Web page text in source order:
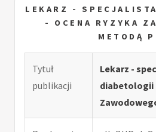
LEKARZ -
- OCENA RYZYKA
METODĄ
Tytuł
publikacji
Lekarz -
diabetologii